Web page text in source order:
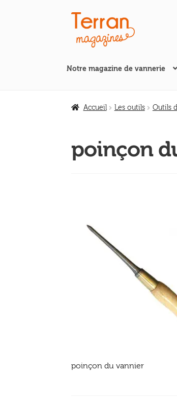
Aller
à
la
Aller
au
contenu
Notre magazine de vannerie
Accueil Les outils Outils
poinçon
poinçon du vannier